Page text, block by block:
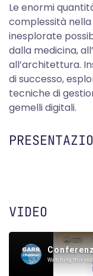
Le enormi
complessità
inesplorate
dalla medicina,
all’architettura.
di successo,
tecniche di
gemelli digitali.
VIDEO